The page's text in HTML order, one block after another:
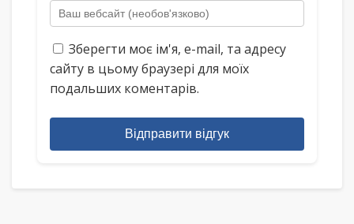
Зберегти моє ім'я, e-mail, та адресу
сайту в цьому браузері для моїх
подальших коментарів.
Відправити відгук